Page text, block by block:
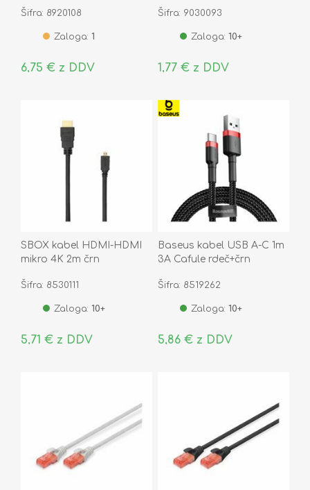
Šifra: 8920108
Zaloga: 1
6,75 € z DDV
Šifra: 9030093
Zaloga: 10+
1,77 € z DDV
SBOX kabel HDMI-HDMI
mikro 4K 2m črn
Šifra: 8530111
Zaloga: 10+
5,71 € z DDV
Baseus kabel USB A-C 1m
3A Cafule rdeč+črn
Šifra: 8519262
Zaloga: 10+
5,86 € z DDV